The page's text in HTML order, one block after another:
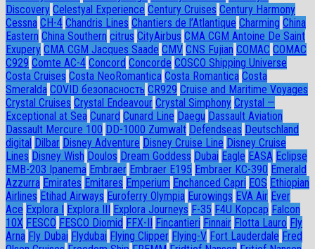
Discovery Celestyal Experience Century Cruises Century Harmony
Cessna CH-4 Chandris Lines Chantiers de l’Atlantique Charming China
Eastern China Southern citrus CityAirbus CMA CGM Antoine De Saint
Exupery CMA CGM Jacques Saade CMV CNS Fujian COMAC COMAC
C929 Comte AC-4 Concord Concorde COSCO Shipping Universe
Costa Cruises Costa NeoRomantica Costa Romantica Costa
Smeralda COVID безопасность CR929 Cruise and Maritime Voyages
Crystal Cruises Crystal Endeavour Crystal Simphony Crystal —
Exceptional at Sea Cunard Cunard Line Daegu Dassault Aviation
Dassault Mercure 100 DD-1000 Zumwalt Defendseas Deutschland
digital Dilbar Disney Adventure Disney Cruise Line Disney Cruise
Lines Disney Wish Doulos Dream Goddess Dubai Eagle EASA Eclipse
EMB-203 Ipanema Embraer Embraer E195 Embraer KC-390 Emerald
Azzurra Emirates Emitares Emperium Enchanced Capri EOS Ethiopian
Airlines Etihad Airways Euroferry Olympia Eurowings EVA Air Ever
Ace Explora I Explora III Explora Journeys F-35 F4U Корсар Falcon
10X FESCO FESCO Diomid FFX-II Fincantieri Finnair Flotta Lauro Fly
Arna Fly Dubai Flydubai Flying Clipper Flying-V Fort Lauderdale Fred